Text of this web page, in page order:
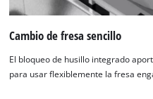
Cambio de fresa sencillo
El bloqueo de husillo integrado
para usar flexiblemente la fresa